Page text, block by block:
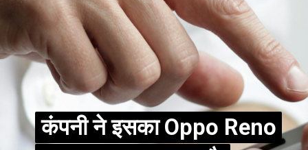
कंपनी ने इसका Oppo Reno
कंपनी ने इसका Oppo Reno